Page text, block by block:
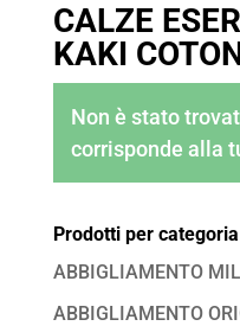
CALZE
KAKI
Non è stato
corrisponde alla
Prodotti per categoria
ABBIGLIAMENTO
ABBIGLIAMENTO